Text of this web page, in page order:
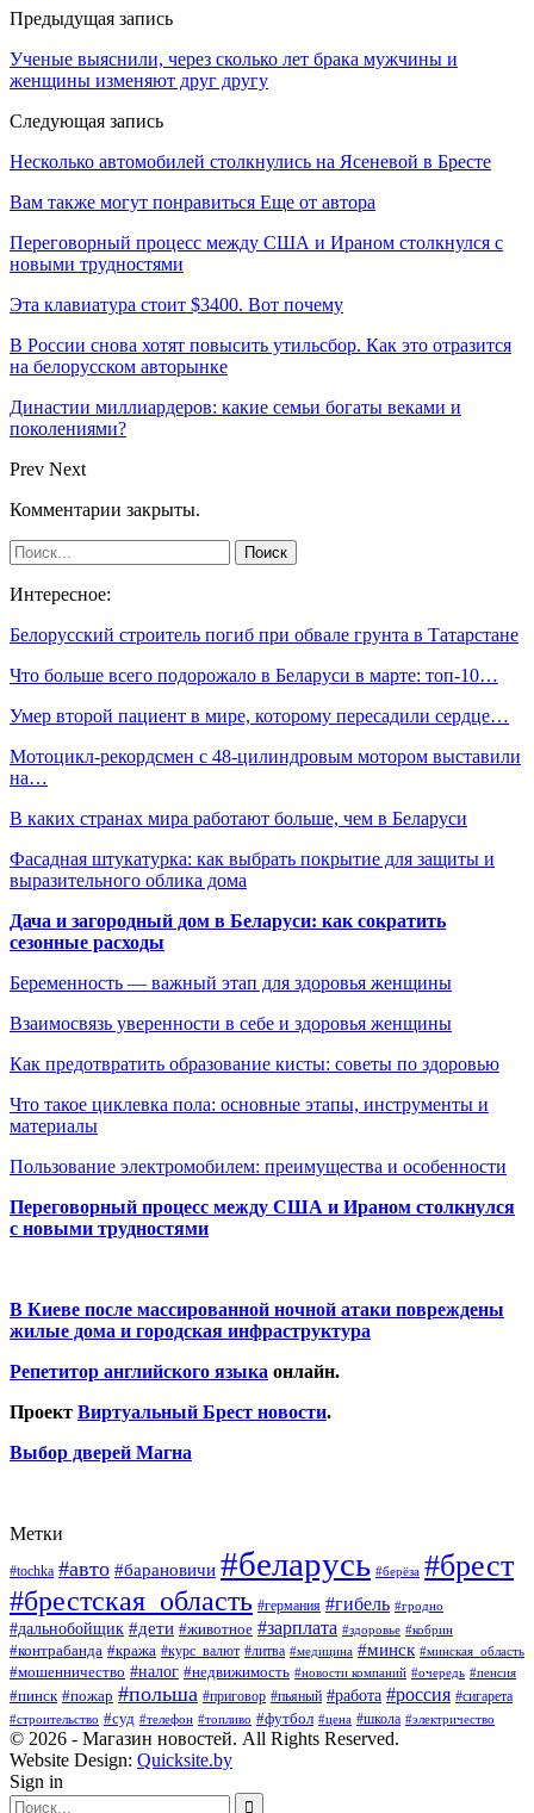
Предыдущая запись
Ученые выяснили, через сколько лет брака мужчины и
женщины изменяют друг другу
Следующая запись
Несколько автомобилей столкнулись на Ясеневой в Бресте
Вам также могут понравиться Еще от автора
Переговорный процесс между США и Ираном столкнулся с
новыми трудностями
Эта клавиатура стоит $3400. Вот почему
В России снова хотят повысить утильсбор. Как это отразится
на белорусском авторынке
Династии миллиардеров: какие семьи богаты веками и
поколениями?
Prev Next
Комментарии закрыты.
Интересное:
Белорусский строитель погиб при обвале грунта в Татарстане
Что больше всего подорожало в Беларуси в марте: топ-10…
Умер второй пациент в мире, которому пересадили сердце…
Мотоцикл-рекордсмен с 48-цилиндровым мотором выставили
на…
В каких странах мира работают больше, чем в Беларуси
Фасадная штукатурка: как выбрать покрытие для защиты и
выразительного облика дома
Дача и загородный дом в Беларуси: как сократить
сезонные расходы
Беременность — важный этап для здоровья женщины
Взаимосвязь уверенности в себе и здоровья женщины
Как предотвратить образование кисты: советы по здоровью
Что такое циклевка пола: основные этапы, инструменты и
материалы
Пользование электромобилем: преимущества и особенности
Переговорный процесс между США и Ираном столкнулся
с новыми трудностями
В Киеве после массированной ночной атаки повреждены
жилые дома и городская инфраструктура
Репетитор английского языка онлайн.
Проект Виртуальный Брест новости.
Выбор дверей Магна
Метки
#tochka #авто #барановичи #беларусь #берёза #брест
#брестская_область #германия #гибель #гродно
#дальнобойщик #дети #животное #зарплата #здоровье #кобрин
#контрабанда #кража #курс_валют #литва #медицина #минск #минская_область
#мошенничество #налог #недвижимость #новости компаний #очередь #пенсия
#пинск #пожар #польша #приговор #пьяный #работа #россия #сигарета
#строительство #суд #телефон #топливо #футбол #цена #школа #электричество
© 2026 - Магазин новостей. All Rights Reserved.
Website Design: Quicksite.by
Sign in